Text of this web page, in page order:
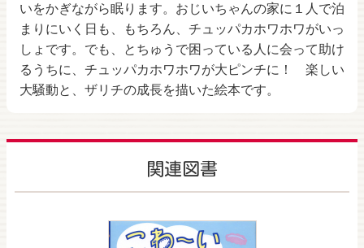
いをかぎながら眠ります。おじいちゃんの家に１人で泊
まりにいく日も、もちろん、チュッパカホワホワがいっ
しょです。でも、とちゅうで困っている人に会って助け
るうちに、チュッパカホワホワが大ピンチに！ 楽しい
大騒動と、ザリチの成長を描いた絵本です。
関連図書